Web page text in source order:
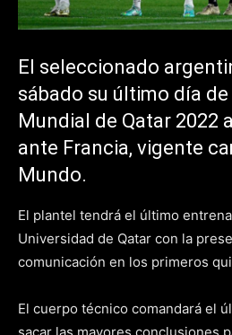
El seleccionado
sábado su último día
Mundial de Qatar 2022
ante Francia, vigente
Mundo.
El plantel tendrá el último
Universidad de Qatar con la
comunicación en los primeros
El cuerpo técnico comandará el
sacar las mayores conclusiones